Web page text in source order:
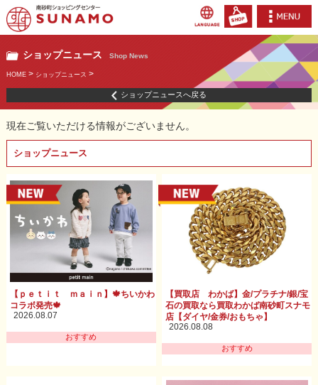
ショップニュース Shop News
HOME> ショップニュース >
ショップニュースへ戻る
現在ご覧いただける情報がございません。
ショップニュース
【ｐｅｔｉｔ ｍａｉｎ】🍁ちいかわ
コラボ発売🍁
2026.08.07
おすすめ
【買取店 わかば】金/プラチナ/銀/宝
石の買取なら買取わかば南砂町スナモ
店【ダイヤ/金券/おもちゃ】
2026.08.08
おすすめ